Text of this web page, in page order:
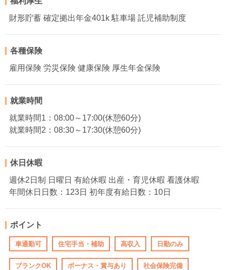
財形貯蓄 確定拠出年金401k 駐車場 託児補助制度
各種保険
雇用保険 労災保険 健康保険 厚生年金保険
就業時間
就業時間1：08:00～17:00(休憩60分)
就業時間2：08:30～17:30(休憩60分)
休日休暇
週休2日制 日曜日 有給休暇 出産・育児休暇 看護休暇
年間休日日数：123日 初年度有給日数：10日
ポイント
車通勤可 住宅手当・補助 高収入 日勤のみ
ブランクOK ボーナス・賞与あり 社会保険完備